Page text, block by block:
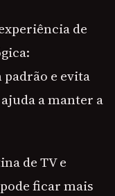
de
e evita
a manter a
de TV e
ficar mais